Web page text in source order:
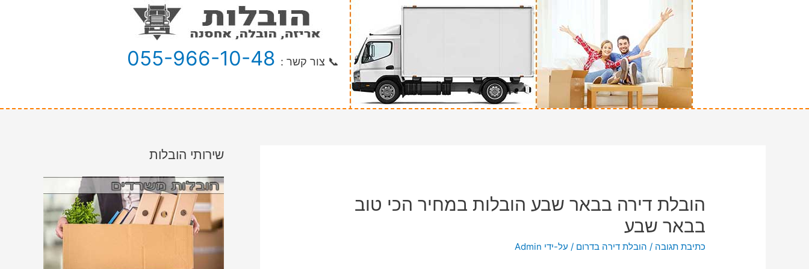
📞 צור קשר : 055-966-10-48
הובלת דירה בבאר שבע הובלות במחיר הכי טוב
בבאר שבע
כתיבת תגובה / הובלת דירה בדרום / על-ידי Admin
שירותי הובלות